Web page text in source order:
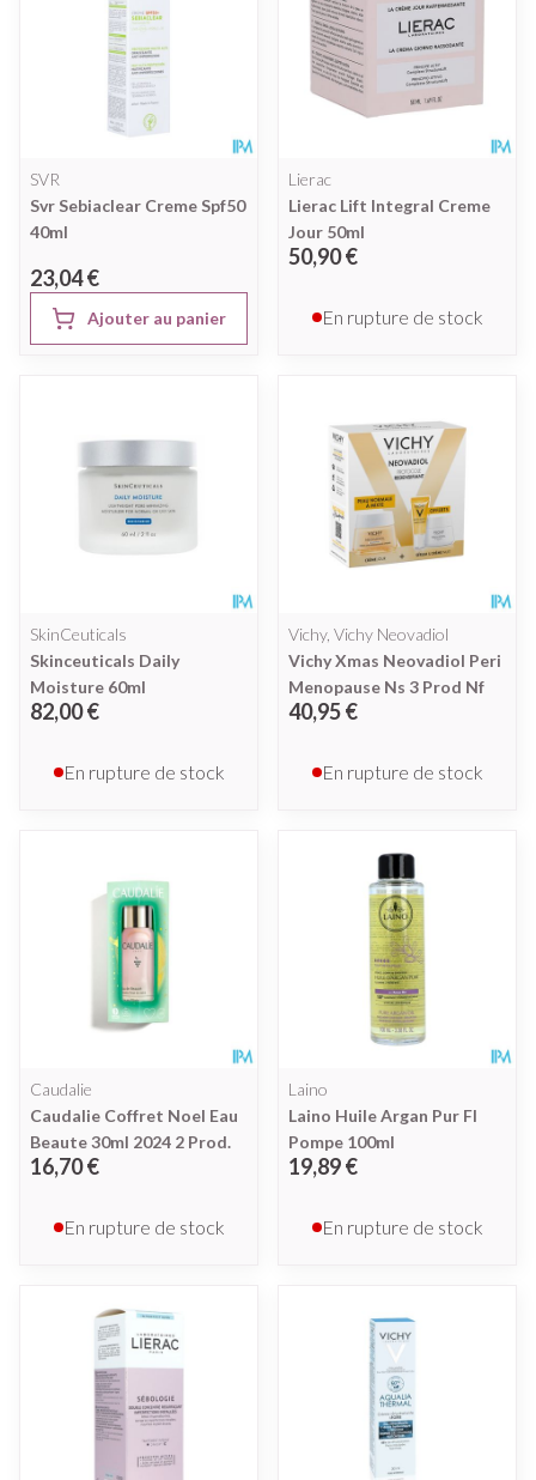
SVR
Svr Sebiaclear Creme Spf50
40ml
23,04 €
Ajouter au panier
Lierac
Lierac Lift Integral Creme
Jour 50ml
50,90 €
En rupture de stock
SkinCeuticals
Skinceuticals Daily
Moisture 60ml
82,00 €
En rupture de stock
Vichy, Vichy Neovadiol
Vichy Xmas Neovadiol Peri
Menopause Ns 3 Prod Nf
40,95 €
En rupture de stock
Caudalie
Caudalie Coffret Noel Eau
Beaute 30ml 2024 2 Prod.
16,70 €
En rupture de stock
Laino
Laino Huile Argan Pur Fl
Pompe 100ml
19,89 €
En rupture de stock